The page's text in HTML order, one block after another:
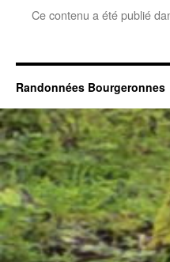
Ce contenu a été publié
Randonnées Bourgeronnes